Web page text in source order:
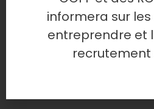
informera sur
entreprendre et
recrutement